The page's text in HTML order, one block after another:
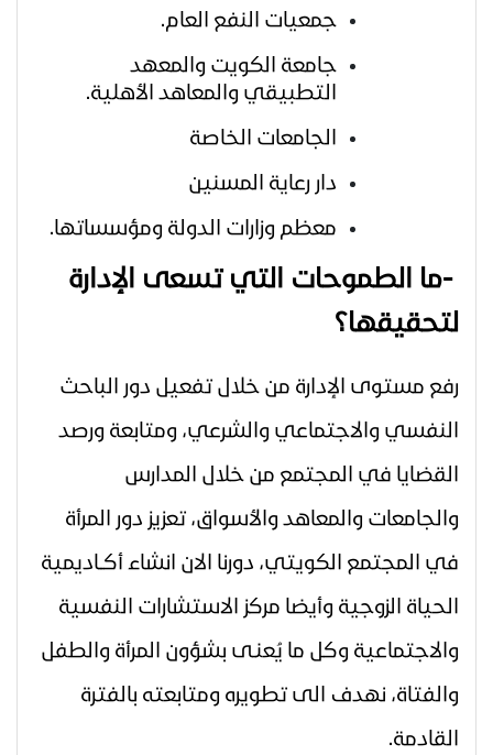
جمعيات النفع العام.
جامعة الكويت والمعهد
التطبيقي والمعاهد الأهلية.
الجامعات الخاصة
دار رعاية المسنين
معظم وزارات الدولة ومؤسساتها.
-ما الطموحات التي تسعى الإدارة
لتحقيقها؟
رفع مستوى الإدارة من خلال تفعيل دور الباحث
النفسي والاجتماعي والشرعي، ومتابعة ورصد
القضايا في المجتمع من خلال المدارس
والجامعات والمعاهد والأسواق، تعزيز دور المرأة
في المجتمع الكويتي، دورنا الان انشاء أكــاديمية
الحياة الزوجية وأيضا مركز الاستشارات النفسية
والاجتماعية وكل ما يُعنـى بشؤون المرأة والطفل
والفتاة، نهدف الى تطويره ومتابعته بالفترة
القادمة.